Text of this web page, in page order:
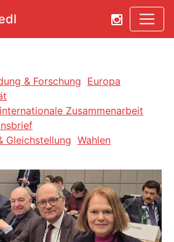
& Forschung Europa
Zusammenarbeit
Gleichstellung Wahlen